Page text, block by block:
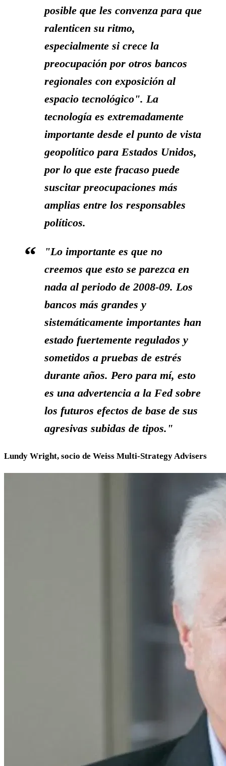
posible que les convenza para que
ralenticen su ritmo,
especialmente si crece la
preocupación por otros bancos
regionales con exposición al
espacio tecnológico". La
tecnología es extremadamente
importante desde el punto de vista
geopolítico para Estados Unidos,
por lo que este fracaso puede
suscitar preocupaciones más
amplias entre los responsables
políticos.
"Lo importante es que no
creemos que esto se parezca en
nada al periodo de 2008-09. Los
bancos más grandes y
sistemáticamente importantes han
estado fuertemente regulados y
sometidos a pruebas de estrés
durante años. Pero para mí, esto
es una advertencia a la Fed sobre
los futuros efectos de base de sus
agresivas subidas de tipos."
Lundy Wright, socio de Weiss Multi-Strategy Advisers